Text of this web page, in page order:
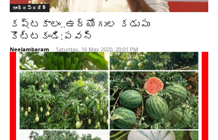
ఆంధ్రప్రదేశ్‌
కష్టకాలం..ఉద్యోగుల కడుపు
కొట్టకండి:పవన్
Neelambaram - Saturday, 16 May 2020, 20:01 PM